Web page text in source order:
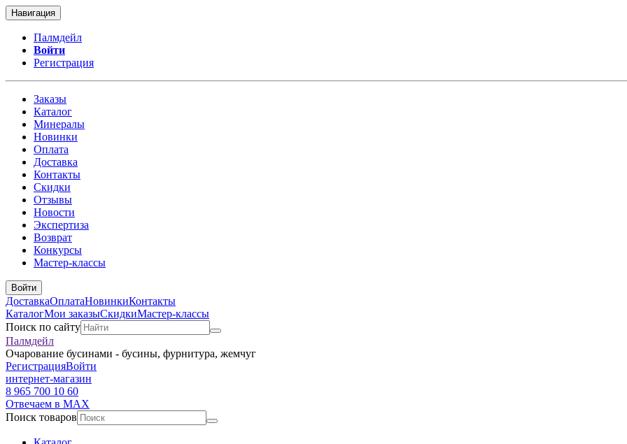
Навигация
Палмдейл
Войти
Регистрация
Заказы
Каталог
Минералы
Новинки
Оплата
Доставка
Контакты
Скидки
Отзывы
Новости
Экспертиза
Возврат
Конкурсы
Мастер-классы
Войти
ДоставкаОплатаНовинкиКонтакты
КаталогМои заказыСкидкиМастер-классы
Поиск по сайту
Палмдейл
Очарование бусинами - бусины, фурнитура, жемчуг
РегистрацияВойти
интернет-магазин
8 965 700 10 60
Отвечаем в MAX
Поиск товаров